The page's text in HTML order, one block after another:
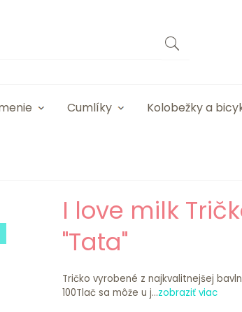
Cumlíky Kolobežky a
I love milk
"Tata"
Tričko vyrobené z najkvalitnejšej
100Tlač sa môže u j...zobraziť viac